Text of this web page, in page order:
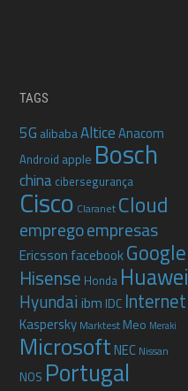
TAGS
5G alibabaAlticeAnacom
Android apple Bosch
china cibersegurança
Cisco Claranet Cloud
empregoempresas
Ericsson facebookGoogle
Hisense Honda Huawei
Hyundai ibm IDC Internet
Kaspersky Marktest Meo Meraki
MicrosoftNEC Nissan
NOS Portugal